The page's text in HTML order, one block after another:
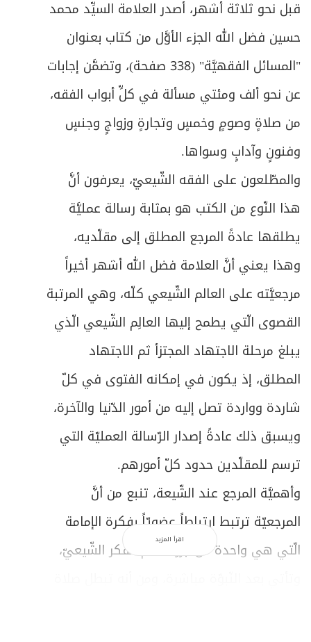
قبل نحو ثلاثة أشهر، أصدر العلامة السيِّد محمد
حسين فضل الله الجزء الأوَّل من كتاب بعنوان
"المسائل الفقهيَّة" (338 صفحة)، وتضمَّن إجابات
عن نحو ألف ومئتي مسألة في كلِّ أبواب الفقه،
من صلاةٍ وصومٍ وخمسٍ وتجارةٍ وزواجٍ وجنسٍ
وفنونٍ وآدابٍ وسواها.
والمطّلعون على الفقه الشّيعيّ، يعرفون أنَّ
هذا النّوع من الكتب هو بمثابة رسالة عمليَّة
يطلقها عادةً المرجع المطلق إلى مقلّديه،
وهذا يعني أنَّ العلامة فضل الله أشهر أخيراً
مرجعيَّته على العالم الشّيعي كلّه، وهي المرتبة
القصوى الّتي يطمح إليها العالِم الشّيعي الّذي
يبلغ مرحلة الاجتهاد المجتزأ ثم الاجتهاد
المطلق، إذ يكون في إمكانه الفتوى في كلّ
شاردة وواردة تصل إليه من أمور الدّنيا والآخرة،
ويسبق ذلك عادةً إصدار الرّسالة العمليّة التي
ترسم للمقلّدين حدود كلّ أمورهم.
وأهميَّة المرجع عند الشّيعة، تنبع من أنَّ
المرجعيّة ترتبط ارتباطاً عضويّاً بفكرة الإمامة
الّتي هي واحدة من أبرز معالم الفكر الشّيعيّ،
اقرأ المزيد